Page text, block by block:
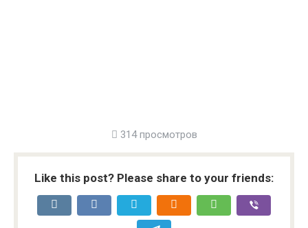
314 просмотров
Like this post? Please share to your friends: